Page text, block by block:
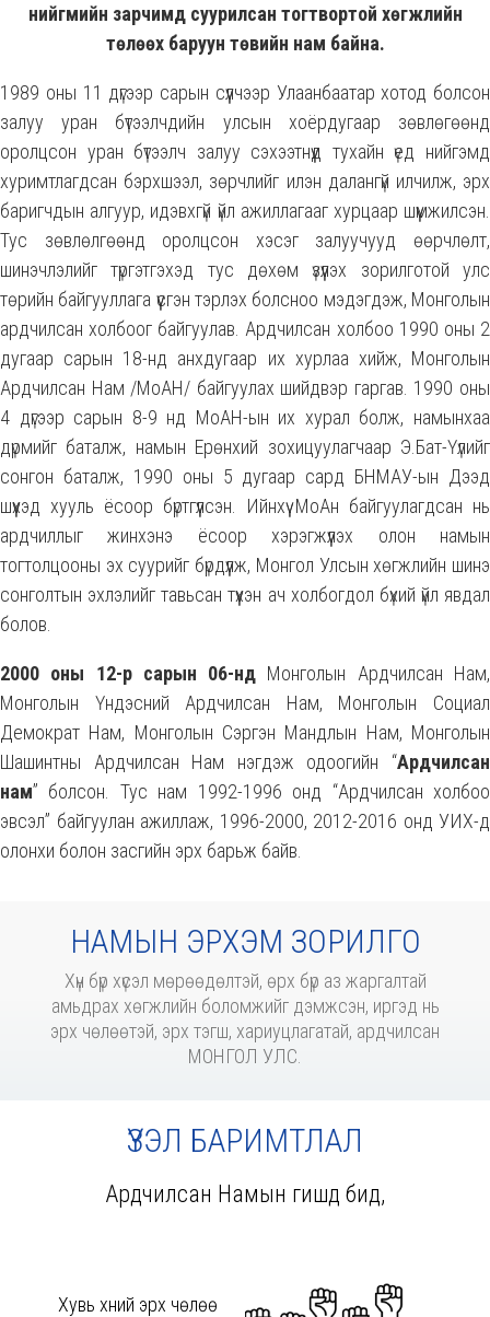
нийгмийн зарчимд суурилсан тогтвортой хөгжлийн
төлөөх баруун төвийн нам байна.
1989 оны 11 дүгээр сарын сүүлчээр Улаанбаатар хотод болсон
залуу уран бүтээлчдийн улсын хоёрдугаар зөвлөгөөнд
оролцсон уран бүтээлч залуу сэхээтнүүд тухайн үед нийгэмд
хуримтлагдсан бэрхшээл, зөрчлийг илэн далангүй илчилж, эрх
баригчдын алгуур, идэвхгүй үйл ажиллагааг хурцаар шүүмжилсэн.
Тус зөвлөлгөөнд оролцсон хэсэг залуучууд өөрчлөлт,
шинэчлэлийг түргэтгэхэд тус дөхөм үзүүлэх зорилготой улс
төрийн байгууллага үүсгэн тэрлэх болсноо мэдэгдэж, Монголын
ардчилсан холбоог байгуулав. Ардчилсан холбоо 1990 оны 2
дугаар сарын 18-нд анхдугаар их хурлаа хийж, Монголын
Ардчилсан Нам /МоАН/ байгуулах шийдвэр гаргав. 1990 оны
4 дүгээр сарын 8-9 нд МоАН-ын их хурал болж, намынхаа
дүрмийг баталж, намын Ерөнхий зохицуулагчаар Э.Бат-Үүлийг
сонгон баталж, 1990 оны 5 дугаар сард БНМАУ-ын Дээд
шүүхэд хууль ёсоор бүртгүүлсэн. Ийнхүү МоАн байгуулагдсан нь
ардчиллыг жинхэнэ ёсоор хэрэгжүүлэх олон намын
тогтолцооны эх суурийг бүрдүүлж, Монгол Улсын хөгжлийн шинэ
сонголтын эхлэлийг тавьсан түүхэн ач холбогдол бүхий үйл явдал
болов.
2000 оны 12-р сарын 06-нд Монголын Ардчилсан Нам,
Монголын Үндэсний Ардчилсан Нам, Монголын Социал
Демократ Нам, Монголын Сэргэн Мандлын Нам, Монголын
Шашинтны Ардчилсан Нам нэгдэж одоогийн “Ардчилсан
нам” болсон. Тус нам 1992-1996 онд “Ардчилсан холбоо
эвсэл” байгуулан ажиллаж, 1996-2000, 2012-2016 онд УИХ-д
олонхи болон засгийн эрх барьж байв.
НАМЫН ЭРХЭМ ЗОРИЛГО
Хүн бүр хүсэл мөрөөдөлтэй, өрх бүр аз жаргалтай
амьдрах хөгжлийн боломжийг дэмжсэн, иргэд нь
эрх чөлөөтэй, эрх тэгш, хариуцлагатай, ардчилсан
МОНГОЛ УЛС.
ҮЗЭЛ БАРИМТЛАЛ
Ардчилсан Намын гишүүд бид,
Хувь хүний эрх чөлөө